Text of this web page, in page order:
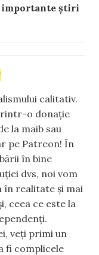
importante știri
calitativ.
o donație
la maib sau
pe Patreon! În
în bine
dvs, noi vom
în realitate și mai
ceea ce este la
veți primi un
fi complicele